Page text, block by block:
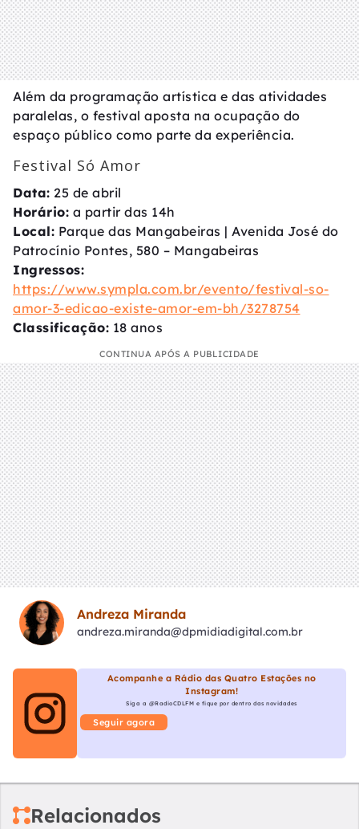
Além da programação artística e das atividades
paralelas, o festival aposta na ocupação do
espaço público como parte da experiência.
Festival Só Amor
Data: 25 de abril
Horário: a partir das 14h
Local: Parque das Mangabeiras | Avenida José do
Patrocínio Pontes, 580 – Mangabeiras
Ingressos:
https://www.sympla.com.br/evento/festival-so-
amor-3-edicao-existe-amor-em-bh/3278754
Classificação: 18 anos
CONTINUA APÓS A PUBLICIDADE
Andreza Miranda
andreza.miranda@dpmidiadigital.com.br
Acompanhe a Rádio das Quatro Estações no
Instagram!
Siga a @RadioCDLFM e fique por dentro das novidades
Seguir agora
Relacionados